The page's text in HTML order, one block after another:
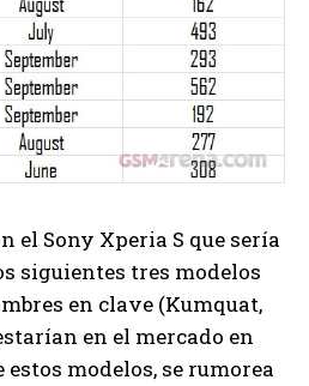
el Sony Xperia S que sería
siguientes tres modelos
en clave (Kumquat,
en el mercado en
estos modelos, se rumorea